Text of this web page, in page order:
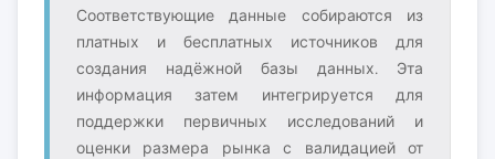
Соответствующие данные собираются из
платных и бесплатных источников для
создания надёжной базы данных. Эта
информация затем интегрируется для
поддержки первичных исследований и
оценки размера рынка с валидацией от